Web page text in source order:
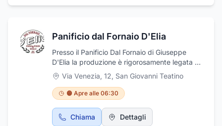
marchi in commercio. Siamo a vostra
Panificio dal Fornaio D'Elia
Presso il Panificio Dal Fornaio di Giuseppe
D'Elia la produzione è rigorosamente legata a
vecchie ricette introdotte dal suo fondatore e
il risultato è un prodotto fresco e genuino con
il sapore naturale di un tempo. Non ci
limitiamo solo alla produzione del pane di vari
formati ma da noi potrete trovare delle vere
specialità come: neole, pizze, biscotti. Dal
Via Venezia, 12, San Giovanni Teatino
🟠 Apre alle 06:30
Chiama Dettagli